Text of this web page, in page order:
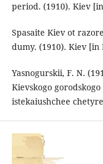
period. (1910). Kiev
Spasaite Kiev ot
dumy. (1910). Kiev [in
Yasnogurskii, F. N.
Kievskogo
istekaiushchee